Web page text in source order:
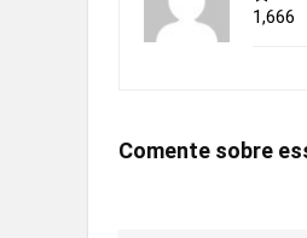
1,666
Comente sobre